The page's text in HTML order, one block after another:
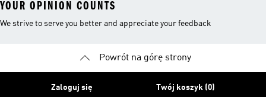
YOUR OPINION COUNTS
We strive to serve you better and appreciate your feedback
Powrót na górę strony
Zaloguj się Twój koszyk (0)